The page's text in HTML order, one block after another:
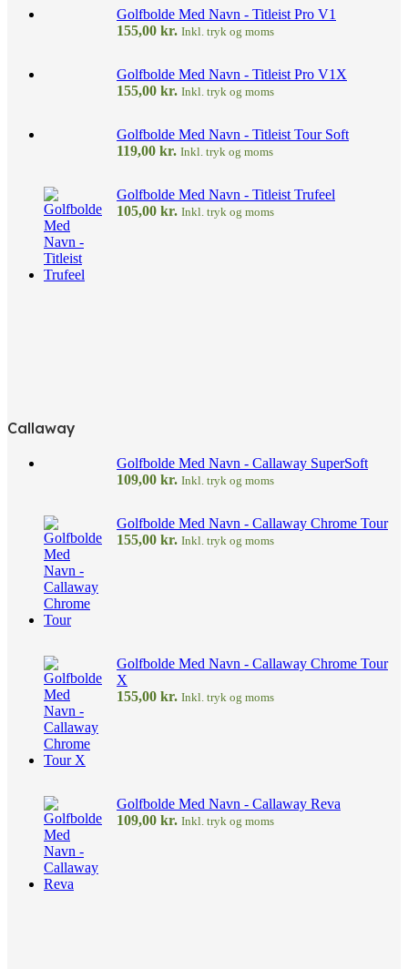
Golfbolde Med Navn - Titleist Pro V1
155,00 kr. Inkl. tryk og moms
Golfbolde Med Navn - Titleist Pro V1X
155,00 kr. Inkl. tryk og moms
Golfbolde Med Navn - Titleist Tour Soft
119,00 kr. Inkl. tryk og moms
Golfbolde Med Navn - Titleist Trufeel
105,00 kr. Inkl. tryk og moms
Callaway
Golfbolde Med Navn - Callaway SuperSoft
109,00 kr. Inkl. tryk og moms
Golfbolde Med Navn - Callaway Chrome Tour
155,00 kr. Inkl. tryk og moms
Golfbolde Med Navn - Callaway Chrome Tour
X
155,00 kr. Inkl. tryk og moms
Golfbolde Med Navn - Callaway Reva
109,00 kr. Inkl. tryk og moms